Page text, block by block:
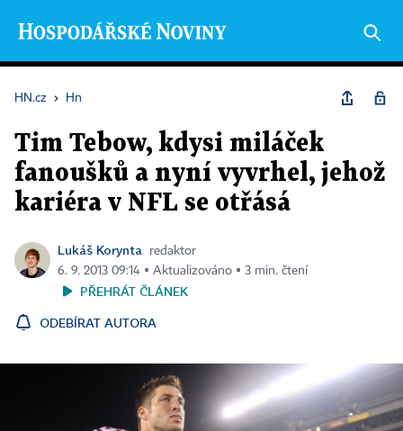
HN.cz › Hn
Tim Tebow, kdysi miláček
fanoušků a nyní vyvrhel, jehož
kariéra v NFL se otřásá
Lukáš Korynta
redaktor
6. 9. 2013 09:14 ▪ Aktualizováno ▪ 3 min. čtení
PŘEHRÁT ČLÁNEK
ODEBÍRAT AUTORA